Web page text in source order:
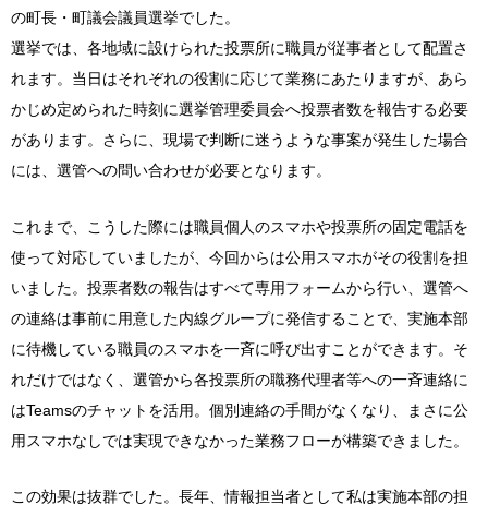
の町長・町議会議員選挙でした。
選挙では、各地域に設けられた投票所に職員が従事者として配置さ
れます。当日はそれぞれの役割に応じて業務にあたりますが、あら
かじめ定められた時刻に選挙管理委員会へ投票者数を報告する必要
があります。さらに、現場で判断に迷うような事案が発生した場合
には、選管への問い合わせが必要となります。
これまで、こうした際には職員個人のスマホや投票所の固定電話を
使って対応していましたが、今回からは公用スマホがその役割を担
いました。投票者数の報告はすべて専用フォームから行い、選管へ
の連絡は事前に用意した内線グループに発信することで、実施本部
に待機している職員のスマホを一斉に呼び出すことができます。そ
れだけではなく、選管から各投票所の職務代理者等への一斉連絡に
はTeamsのチャットを活用。個別連絡の手間がなくなり、まさに公
用スマホなしでは実現できなかった業務フローが構築できました。
この効果は抜群でした。長年、情報担当者として私は実施本部の担